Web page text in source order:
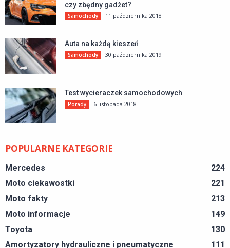
czy zbędny gadżet?
Samochody 11 października 2018
Auta na każdą kieszeń
Samochody 30 października 2019
Test wycieraczek samochodowych
Porady 6 listopada 2018
POPULARNE KATEGORIE
Mercedes
224
Moto ciekawostki
221
Moto fakty
213
Moto informacje
149
Toyota
130
Amortyzatory hydrauliczne i pneumatyczne
111